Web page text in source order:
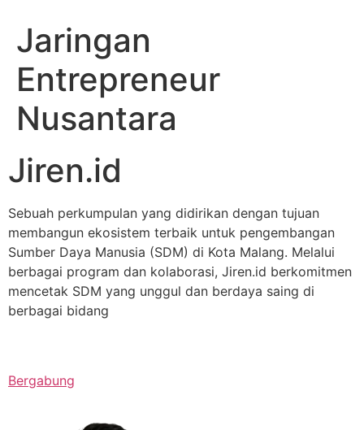
Jaringan
Entrepreneur
Nusantara
Jiren.id
Sebuah perkumpulan yang didirikan dengan tujuan
membangun ekosistem terbaik untuk pengembangan
Sumber Daya Manusia (SDM) di Kota Malang. Melalui
berbagai program dan kolaborasi, Jiren.id berkomitmen
mencetak SDM yang unggul dan berdaya saing di
berbagai bidang
Bergabung